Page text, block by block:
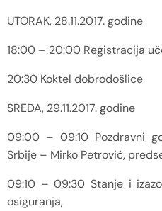
UTORAK, 28.11.2017. godine
18:00 – 20:00 Registracija
20:30 Koktel dobrodošlice
SREDA, 29.11.2017. godine
09:00 – 09:10 Pozdravni
Srbije – Mirko Petrović,
09:10 – 09:30 Stanje i
osiguranja,